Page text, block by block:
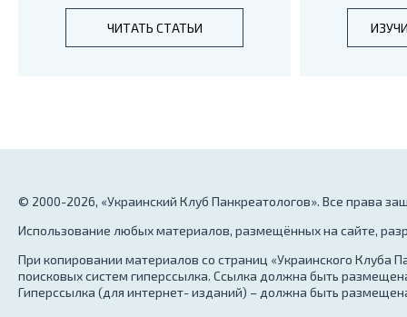
ЧИТАТЬ СТАТЬИ
© 2000-2026, «Украинский Клуб Панкреатологов». Все права
Использование любых материалов, размещённых на сайте,
При копировании материалов со страниц «Украинского Клуба
поисковых систем гиперссылка. Ссылка должна быть
Гиперссылка (для интернет- изданий) – должна быть